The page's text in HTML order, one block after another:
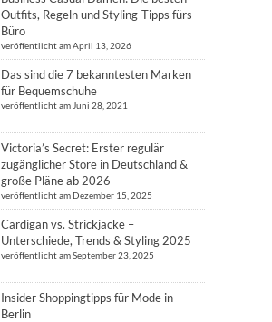
Outfits, Regeln und Styling-Tipps fürs
Büro
veröffentlicht am April 13, 2026
Das sind die 7 bekanntesten Marken
für Bequemschuhe
veröffentlicht am Juni 28, 2021
Victoria’s Secret: Erster regulär
zugänglicher Store in Deutschland &
große Pläne ab 2026
veröffentlicht am Dezember 15, 2025
Cardigan vs. Strickjacke –
Unterschiede, Trends & Styling 2025
veröffentlicht am September 23, 2025
Insider Shoppingtipps für Mode in
Berlin